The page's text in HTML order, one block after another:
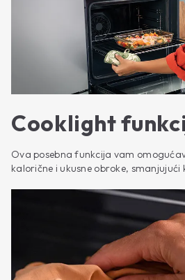
Cooklight
Ova posebna funkcija vam
kalorične i ukusne obroke, smanjujući